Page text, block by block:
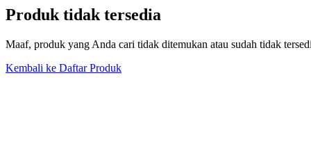
Produk tidak tersedia
Maaf, produk yang Anda cari tidak ditemukan atau sudah tidak
Kembali ke Daftar Produk